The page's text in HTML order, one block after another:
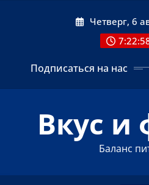
Четверг, 6
Подписаться на нас
Вкус и
Баланс